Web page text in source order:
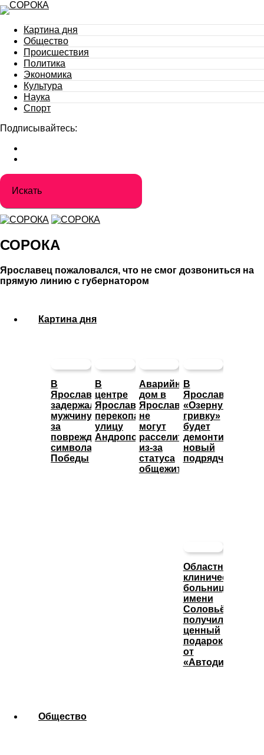
Картина дня
Общество
Происшествия
Политика
Экономика
Культура
Наука
Спорт
Подписывайтесь:
СОРОКА
Ярославец пожаловался, что не смог дозвониться на
прямую линию с губернатором
Картина дня
В
Ярославле
задержали
мужчину
за
повреждение
символа
Победы
В
центре
Ярославля
перекопали
улицу
Андропова
Аварийный
дом в
Ярославле
не
могут
расселить
из-за
статуса
общежития
В
Ярославле
«Озерную
гривку»
будет
демонтировать
новый
подрядчик
Областная
клиническая
больница
имени
Соловьёва
получила
ценный
подарок
от
«Автодизеля»
Общество